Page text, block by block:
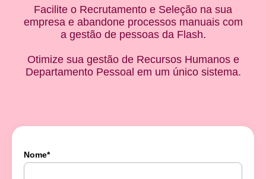
Facilite o Recrutamento e Seleção na sua
empresa e abandone processos manuais com
a gestão de pessoas da Flash.
Otimize sua gestão de Recursos Humanos e
Departamento Pessoal em um único sistema.
Nome*